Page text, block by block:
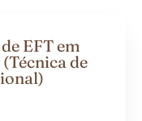
EFT em
de